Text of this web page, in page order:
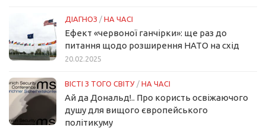
ДІАГНОЗ / НА ЧАСІ
Ефект «червоної ганчірки»: ще раз до
питання щодо розширення НАТО на схід
20.02.2025
ВІСТІ З ТОГО СВІТУ / НА ЧАСІ
Ай да Дональд!.. Про користь освіжаючого
душу для вищого європейського
політикуму